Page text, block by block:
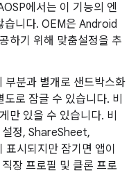
에서는 이 기능의 엔
습니다. OEM은 Android
하기 위해 맞춤설정을 추
부분과 별개로 샌드박스화
로 잠글 수 있습니다. 비
만 있을 수 있습니다. 비
정, ShareSheet,
시되지만 잠기면 앱이
장 프로필 및 클론 프로